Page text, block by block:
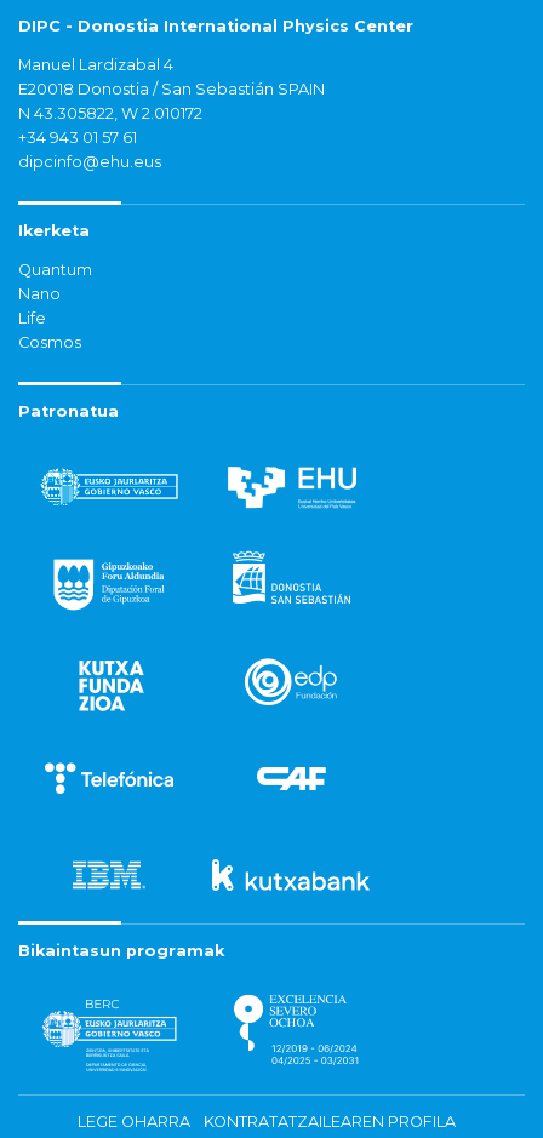
DIPC - Donostia International Physics Center
Manuel Lardizabal 4
E20018 Donostia / San Sebastián SPAIN
N 43.305822, W 2.010172
+34 943 01 57 61
dipcinfo@ehu.eus
Ikerketa
Quantum
Nano
Life
Cosmos
Patronatua
Bikaintasun programak
LEGE OHARRA
KONTRATATZAILEAREN PROFILA